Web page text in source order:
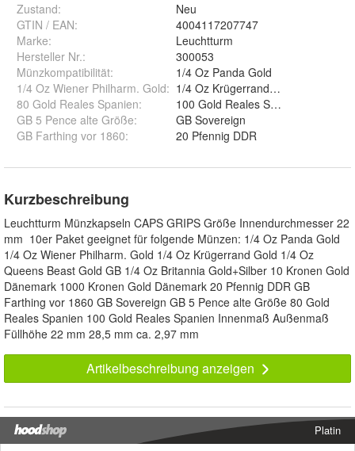
Zustand:
Neu
GTIN / EAN:
4004117207747
Marke:
Leuchtturm
Hersteller Nr.:
300053
Münzkompatibilität:
1/4 Oz Panda Gold
1/4 Oz Wiener Philharm. Gold: 1/4 Oz Krügerrand Gold
80 Gold Reales Spanien:
100 Gold Reales Spanien
GB 5 Pence alte Größe:
GB Sovereign
GB Farthing vor 1860: 20 Pfennig DDR
Kurzbeschreibung
Leuchtturm Münzkapseln CAPS GRIPS Größe Innendurchmesser 22
mm 10er Paket geeignet für folgende Münzen: 1/4 Oz Panda Gold
1/4 Oz Wiener Philharm. Gold 1/4 Oz Krügerrand Gold 1/4 Oz
Queens Beast Gold GB 1/4 Oz Britannia Gold+Silber 10 Kronen Gold
Dänemark 1000 Kronen Gold Dänemark 20 Pfennig DDR GB
Farthing vor 1860 GB Sovereign GB 5 Pence alte Größe 80 Gold
Reales Spanien 100 Gold Reales Spanien Innenmaß Außenmaß
Füllhöhe 22 mm 28,5 mm ca. 2,97 mm
Artikelbeschreibung anzeigen
Platin